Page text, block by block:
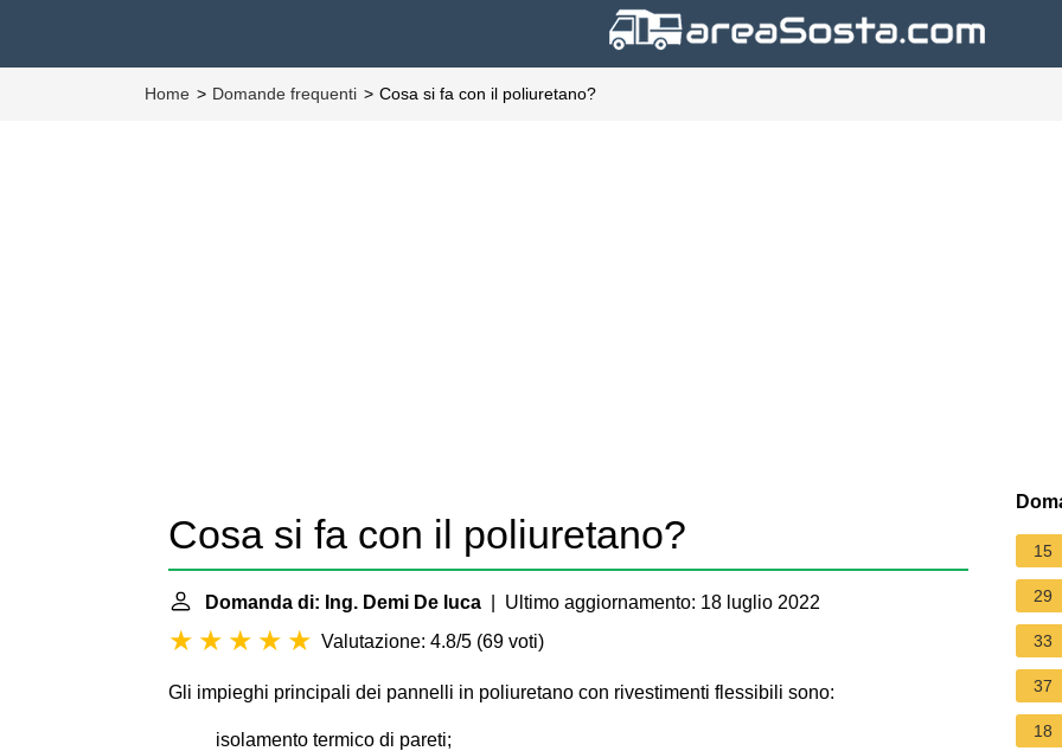
Home Domande frequenti Cosa si fa con il poliuretano?
Cosa si fa con il poliuretano?
Domanda di: Ing. Demi De luca | Ultimo aggiornamento: 18 luglio 2022
Valutazione: 4.8/5 (69 voti)
Gli impieghi principali dei pannelli in poliuretano con rivestimenti flessibili sono:
isolamento termico di pareti;
15
29
33
37
18